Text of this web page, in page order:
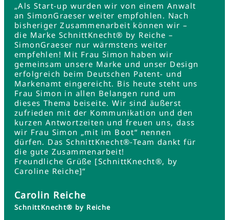
„Als Start-up wurden wir von einem Anwalt
an SimonGraeser weiter empfohlen. Nach
bisheriger Zusammenarbeit können wir –
die Marke SchnittKnecht® by Reiche –
SimonGraeser nur wärmstens weiter
empfehlen! Mit Frau Simon haben wir
gemeinsam unsere Marke und unser Design
erfolgreich beim Deutschen Patent- und
Markenamt eingereicht. Bis heute steht uns
Frau Simon in allen Belangen rund um
dieses Thema beiseite. Wir sind äußerst
zufrieden mit der Kommunikation und den
kurzen Antwortzeiten und freuen uns, dass
wir Frau Simon „mit im Boot“ nennen
dürfen. Das SchnittKnecht®-Team dankt für
die gute Zusammenarbeit!
Freundliche Grüße [SchnittKnecht®, by
Caroline Reiche]“
Carolin Reiche
SchnittKnecht® by Reiche